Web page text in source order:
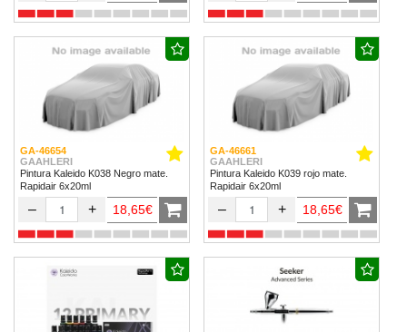
GA-46654
GAAHLERI
Pintura Kaleido K038 Negro mate.
Rapidair 6x20ml
– + 18,65€
GA-46661
GAAHLERI
Pintura Kaleido K039 rojo mate.
Rapidair 6x20ml
– + 18,65€